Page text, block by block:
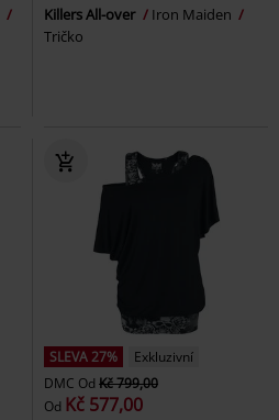
Killers All-over
Iron Maiden
Tričko
SLEVA 27%
Exkluzivní
DMC Od Kč 799,00
Od Kč 577,00